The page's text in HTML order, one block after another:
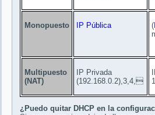
Monopuesto IP Pública (
Multipuesto
(NAT)
IP Privada
(192.168.0.2),3,4,
¿Puedo quitar DHCP en la